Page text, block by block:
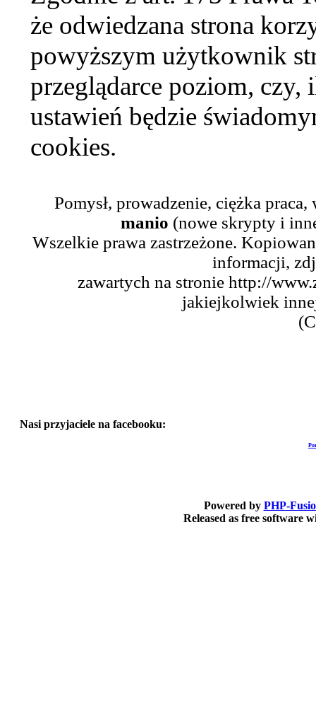
że odwiedzana strona
powyższym użytkownik
przeglądarce poziom,
ustawień będzie
cookies.
Pomysł, prowadzenie, ciężka
manio (nowe skrypty i
Wszelkie prawa zastrzeżone.
informacji,
zawartych na stronie http://
jakiejkolwiek
Nasi przyjaciele na facebooku:
Powered by PHP-
Released as free software